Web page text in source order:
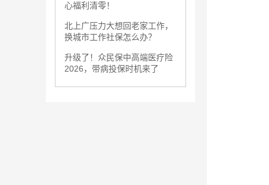
心福利清零！
北上广压力大想回老家工作，
换城市工作社保怎么办？
升级了！众民保中高端医疗险
2026，带病投保时机来了